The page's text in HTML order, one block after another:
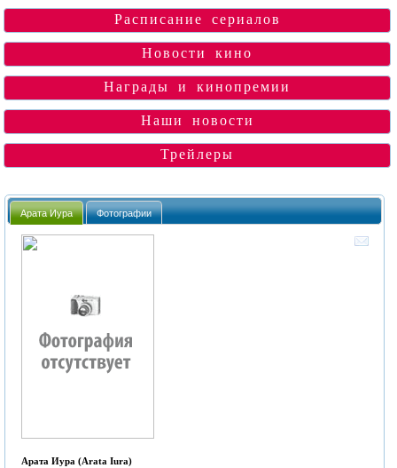
Расписание сериалов
Новости кино
Награды и кинопремии
Наши новости
Трейлеры
Арата Иура Фотографии
Арата Иура (Arata Iura)